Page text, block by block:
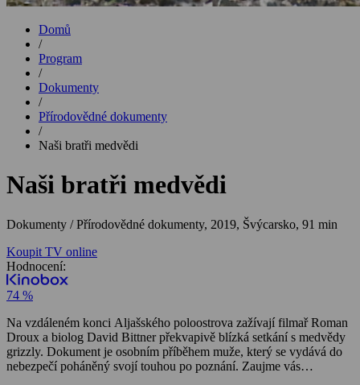
Domů
/
Program
/
Dokumenty
/
Přírodovědné dokumenty
/
Naši bratři medvědi
Naši bratři medvědi
Dokumenty / Přírodovědné dokumenty, 2019, Švýcarsko, 91 min
Koupit TV online
Hodnocení:
74 %
Na vzdáleném konci Aljašského poloostrova zažívají filmař Roman
Droux a biolog David Bittner překvapivě blízká setkání s medvědy
grizzly. Dokument je osobním příběhem muže, který se vydává do
nebezpečí poháněný svojí touhou po poznání. Zaujme vás